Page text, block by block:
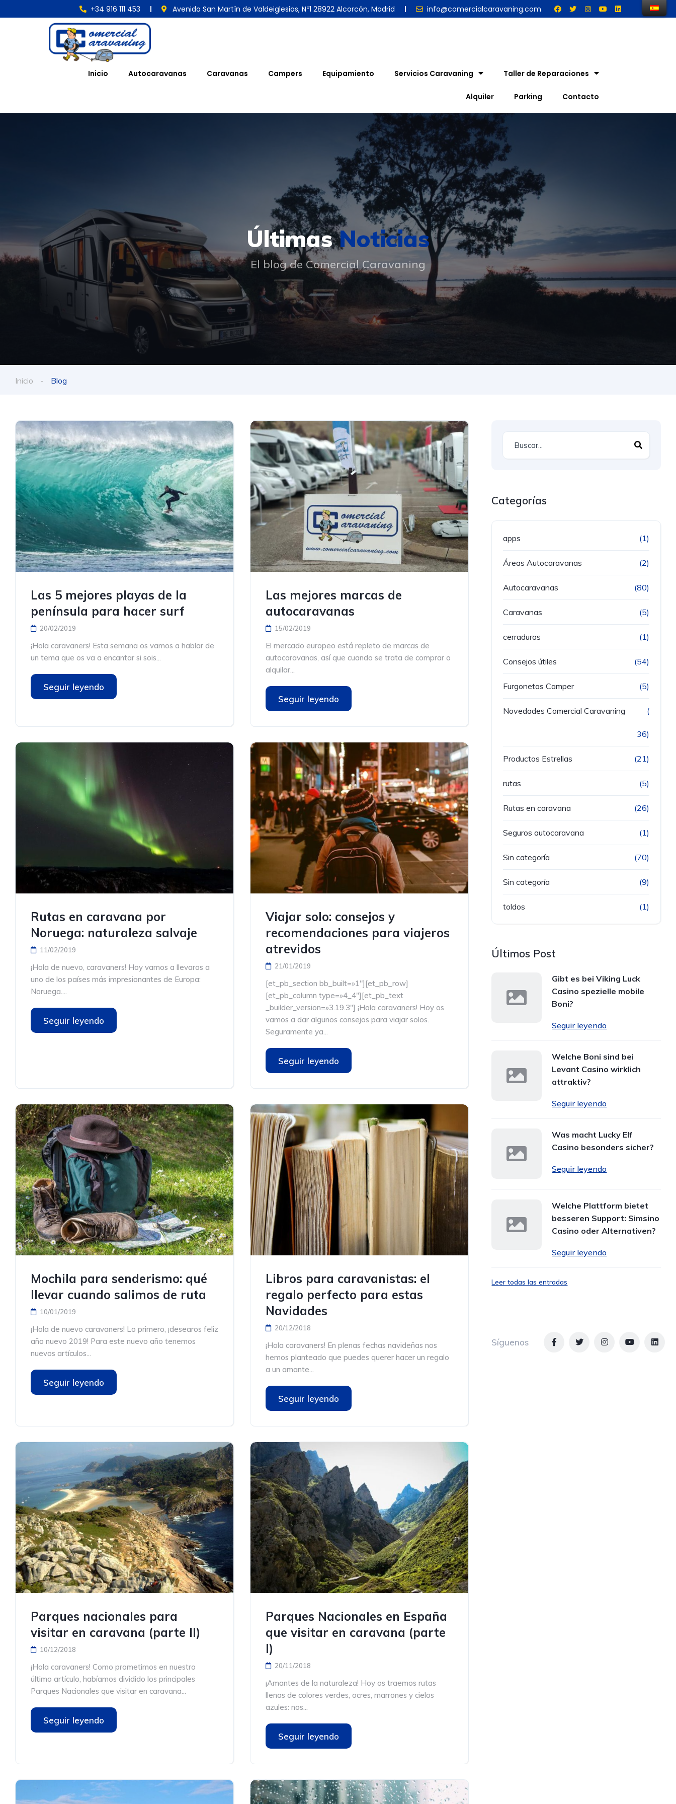
+34 916 111 453 Avenida San Martín de Valdeiglesias, Nº1 28922 Alcorcón, Madrid info@comercialcaravaning.com
Inicio Autocaravanas Caravanas Campers Equipamiento Servicios Caravaning Taller de Reparaciones
Alquiler Parking Contacto
ÚltimasNoticias
El blog de Comercial Caravaning
Inicio Blog
Las 5 mejores playas de la
península para hacer surf
20/02/2019
¡Hola caravaners! Esta semana os vamos a hablar de
un tema que os va a encantar si sois...
Seguir leyendo
Las mejores marcas de
autocaravanas
15/02/2019
El mercado europeo está repleto de marcas de
autocaravanas, así que cuando se trata de comprar o
alquilar...
Seguir leyendo
Rutas en caravana por
Noruega: naturaleza salvaje
11/02/2019
¡Hola de nuevo, caravaners! Hoy vamos a llevaros a
uno de los países más impresionantes de Europa:
Noruega....
Seguir leyendo
Viajar solo: consejos y
recomendaciones para viajeros
atrevidos
21/01/2019
[et_pb_section bb_built=»1″][et_pb_row]
[et_pb_column type=»4_4″][et_pb_text
_builder_version=»3.19.3″] ¡Hola caravaners! Hoy os
vamos a dar algunos consejos para viajar solos.
Seguramente ya...
Seguir leyendo
Mochila para senderismo: qué
llevar cuando salimos de ruta
10/01/2019
¡Hola de nuevo caravaners! Lo primero, ¡desearos feliz
año nuevo 2019! Para este nuevo año tenemos
nuevos artículos...
Seguir leyendo
Libros para caravanistas: el
regalo perfecto para estas
Navidades
20/12/2018
¡Hola caravaners! En plenas fechas navideñas nos
hemos planteado que puedes querer hacer un regalo
a un amante...
Seguir leyendo
Parques nacionales para
visitar en caravana (parte II)
10/12/2018
¡Hola caravaners! Como prometimos en nuestro
último artículo, habíamos dividido los principales
Parques Nacionales que visitar en caravana...
Seguir leyendo
Parques Nacionales en España
que visitar en caravana (parte
I)
20/11/2018
¡Amantes de la naturaleza! Hoy os traemos rutas
llenas de colores verdes, ocres, marrones y cielos
azules: nos...
Seguir leyendo
Categorías
apps (1)
Áreas Autocaravanas (2)
Autocaravanas (80)
Caravanas (5)
cerraduras (1)
Consejos útiles (54)
Furgonetas Camper (5)
Novedades Comercial Caravaning (
36)
Productos Estrellas (21)
rutas (5)
Rutas en caravana (26)
Seguros autocaravana (1)
Sin categoría (70)
Sin categoría (9)
toldos (1)
Últimos Post
Gibt es bei Viking Luck
Casino spezielle mobile
Boni?
Seguir leyendo
Welche Boni sind bei
Levant Casino wirklich
attraktiv?
Seguir leyendo
Was macht Lucky Elf
Casino besonders sicher?
Seguir leyendo
Welche Plattform bietet
besseren Support: Simsino
Casino oder Alternativen?
Seguir leyendo
Leer todas las entradas
Síguenos